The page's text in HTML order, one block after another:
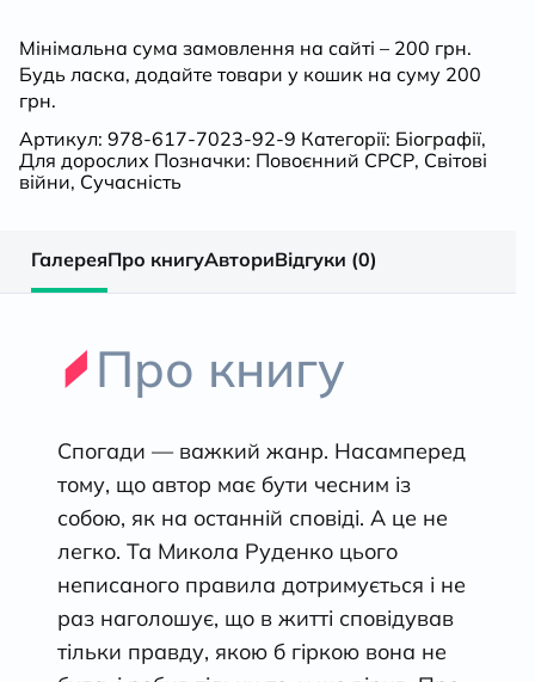
кількість
Мінімальна сума замовлення на сайті – 200 грн.
Будь ласка, додайте товари у кошик на суму 200
грн.
Артикул: 978-617-7023-92-9 Категорії: Біографії,
Для дорослих Позначки: Повоєнний СРСР, Світові
війни, Сучасність
ГалереяПро книгуАвториВідгуки (0)
Про книгу
Спогади — важкий жанр. Насамперед
тому, що автор має бути чесним із
собою, як на останній сповіді. А це не
легко. Та Микола Руденко цього
неписаного правила дотримується і не
раз наголошує, що в житті сповідував
тільки правду, якою б гіркою вона не